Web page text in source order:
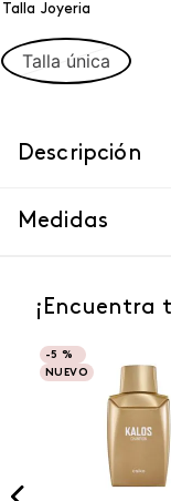
Talla Joyeria
Talla única
Descripción
Medidas
¡Encuentra
-5 %
NUEVO